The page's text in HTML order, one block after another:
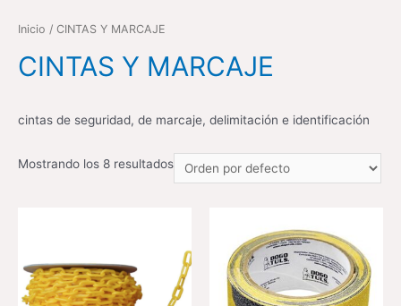
Inicio / CINTAS Y MARCAJE
CINTAS Y MARCAJE
cintas de seguridad, de marcaje, delimitación e identificación
Mostrando los 8 resultados